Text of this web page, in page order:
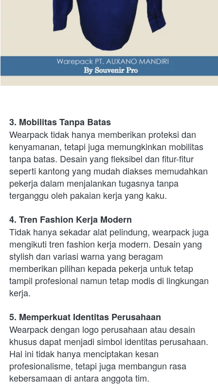
3. Mobilitas Tanpa Batas
Wearpack tidak hanya memberikan proteksi dan
kenyamanan, tetapi juga memungkinkan mobilitas
tanpa batas. Desain yang fleksibel dan fitur-fitur
seperti kantong yang mudah diakses memudahkan
pekerja dalam menjalankan tugasnya tanpa
terganggu oleh pakaian kerja yang kaku.
4. Tren Fashion Kerja Modern
Tidak hanya sekadar alat pelindung, wearpack juga
mengikuti tren fashion kerja modern. Desain yang
stylish dan variasi warna yang beragam
memberikan pilihan kepada pekerja untuk tetap
tampil profesional namun tetap modis di lingkungan
kerja.
5. Memperkuat Identitas Perusahaan
Wearpack dengan logo perusahaan atau desain
khusus dapat menjadi simbol identitas perusahaan.
Hal ini tidak hanya menciptakan kesan
profesionalisme, tetapi juga membangun rasa
kebersamaan di antara anggota tim.